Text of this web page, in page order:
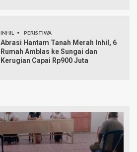
INHIL PERISTIWA
Abrasi Hantam Tanah Merah Inhil, 6
Rumah Amblas ke Sungai dan
Kerugian Capai Rp900 Juta